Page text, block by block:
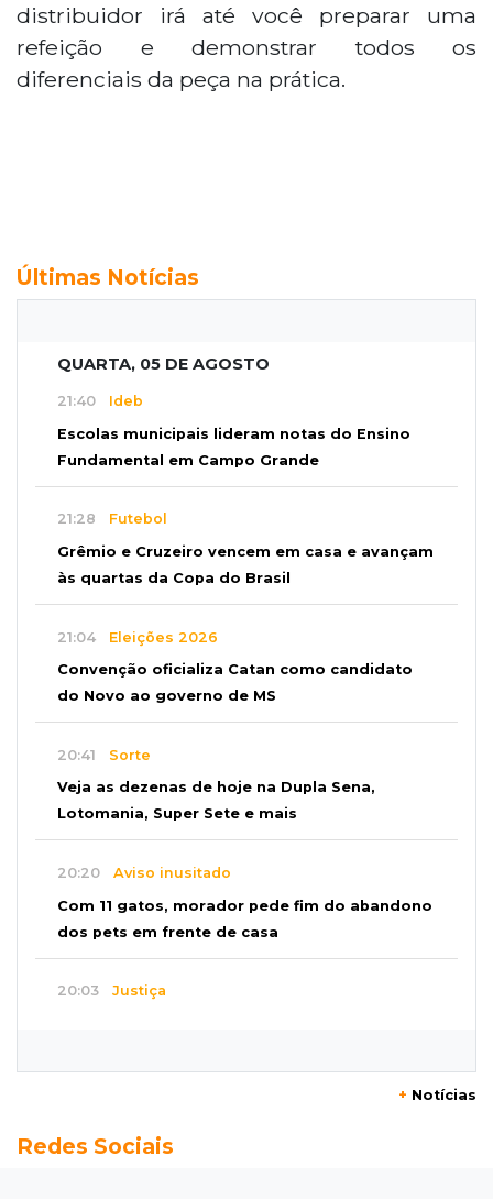
distribuidor irá até você preparar uma
refeição e demonstrar todos os
diferenciais da peça na prática.
Últimas Notícias
QUARTA, 05 DE AGOSTO
21:40 Ideb
Escolas municipais lideram notas do Ensino
Fundamental em Campo Grande
21:28 Futebol
Grêmio e Cruzeiro vencem em casa e avançam
às quartas da Copa do Brasil
21:04 Eleições 2026
Convenção oficializa Catan como candidato
do Novo ao governo de MS
20:41 Sorte
Veja as dezenas de hoje na Dupla Sena,
Lotomania, Super Sete e mais
20:20 Aviso inusitado
Com 11 gatos, morador pede fim do abandono
dos pets em frente de casa
20:03 Justiça
Júri condena a 25 anos homem que atropelou
+ Notícias
Redes Sociais